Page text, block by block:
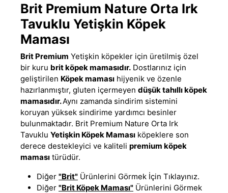
Brit Premium Nature Orta Irk
Tavuklu Yetişkin Köpek
Maması
Brit Premium Yetişkin köpekler için üretilmiş özel
bir kuru brit köpek mamasıdır. Dostlarınız için
geliştirilen Köpek maması hijyenik ve özenle
hazırlanmıştır, gluten içermeyen düşük tahıllı köpek
mamasıdır.Aynı zamanda sindirim sistemini
koruyan yüksek sindirime yardımcı besinler
bulunmaktadır. Brit Premium Nature Orta Irk
Tavuklu Yetişkin Köpek Maması köpeklere son
derece destekleyici ve kaliteli premium köpek
maması türüdür.
Diğer "Brit" Ürünlerini Görmek İçin Tıklayınız.
Diğer "Brit Köpek Maması" Ürünlerini Görmek